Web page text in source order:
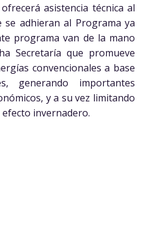
asistencia técnica al
se adhieran al Programa ya
programa van de la mano
Secretaría que promueve
convencionales a base
generando importantes
y a su vez limitando
efecto invernadero.